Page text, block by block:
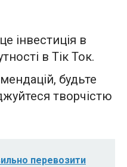
інвестиція в
в Тік Ток.
будьте
творчістю
перевозити